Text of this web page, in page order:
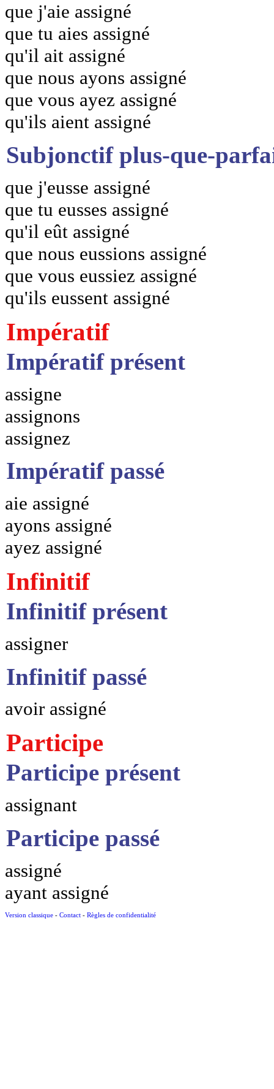
que j'aie assigné
que tu aies assigné
qu'il ait assigné
que nous ayons assigné
que vous ayez assigné
qu'ils aient assigné
Subjonctif plus-que-
que j'eusse assigné
que tu eusses assigné
qu'il eût assigné
que nous eussions assigné
que vous eussiez assigné
qu'ils eussent assigné
Impératif
Impératif présent
assigne
assignons
assignez
Impératif passé
aie assigné
ayons assigné
ayez assigné
Infinitif
Infinitif présent
assigner
Infinitif passé
avoir assigné
Participe
Participe présent
assignant
Participe passé
assigné
ayant assigné
Version classique - Contact - Règles de confidentialité